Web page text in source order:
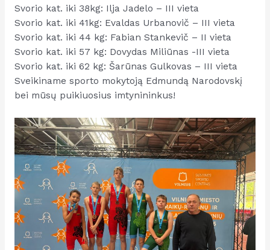
Svorio kat. iki 38kg: Ilja Jadelo – III vieta
Svorio kat. iki 41kg: Evaldas Urbanovič – III vieta
Svorio kat. iki 44 kg: Fabian Stankevič – II vieta
Svorio kat. iki 57 kg: Dovydas Miliūnas -III vieta
Svorio kat. iki 62 kg: Šarūnas Gulkovas – III vieta
Sveikiname sporto mokytoją Edmundą Narodovskį
bei mūsų puikiuosius imtynininkus!